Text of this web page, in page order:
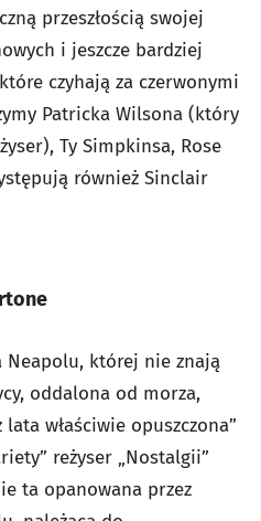
przeszłością swojej
i jeszcze bardziej
czyhają za czerwonymi
Patricka Wilsona (który
Ty Simpkinsa, Rose
również Sinclair
Neapolu, której nie znają
oddalona od morza,
właściwie opuszczona”
reżyser „Nostalgii”
ta opanowana przez